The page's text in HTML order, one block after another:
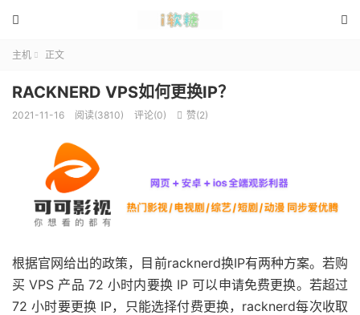


主机  正文
RACKNERD VPS如何更换IP？
2021-11-16 阅读(3810) 评论(0)  赞(2)
根据官网给出的政策，目前racknerd换IP有两种方案。若购
买 VPS 产品 72 小时内要换 IP 可以申请免费更换。若超过
72 小时要更换 IP，只能选择付费更换，racknerd每次收取